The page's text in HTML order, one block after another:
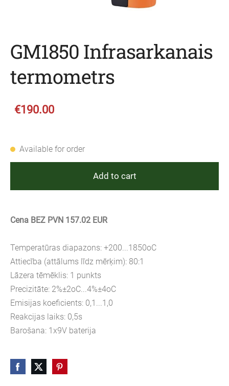
GM1850 Infrasarkanais
termometrs
€190.00
Available for order
Add to cart
Cena BEZ PVN 157.02 EUR
Temperatūras diapazons: +200...1850oC
Attiecība (attālums līdz mērķim): 80:1
Lāzera tēmēklis: 1 punkts
Precizitāte: 2%±2oC...4%±4oC
Emisijas koeficients: 0,1...1,0
Reakcijas laiks: 0,5s
Barošana: 1x9V baterija